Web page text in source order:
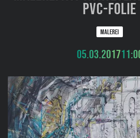
PVC-Folie
MALEREI
05.03.2017